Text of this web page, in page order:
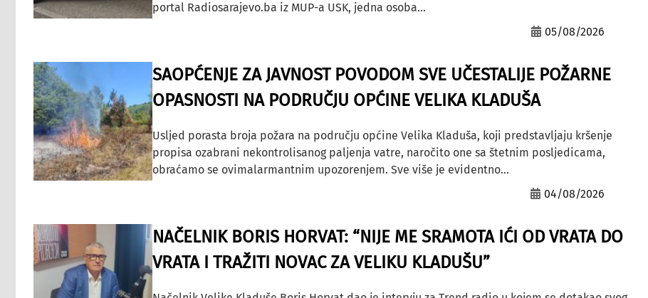
portal Radiosarajevo.ba iz MUP-a USK, jedna osoba...
05/08/2026
SAOPĆENJE ZA JAVNOST POVODOM SVE UČESTALIJE POŽARNE
OPASNOSTI NA PODRUČJU OPĆINE VELIKA KLADUŠA
Usljed porasta broja požara na području općine Velika Kladuša, koji predstavljaju kršenje
propisa ozabrani nekontrolisanog paljenja vatre, naročito one sa štetnim posljedicama,
obraćamo se ovimalarmantnim upozorenjem. Sve više je evidentno...
04/08/2026
NAČELNIK BORIS HORVAT: “NIJE ME SRAMOTA IĆI OD VRATA DO
VRATA I TRAŽITI NOVAC ZA VELIKU KLADUŠU”